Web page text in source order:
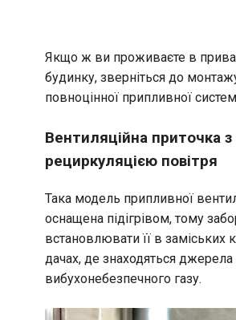
Якщо ж ви проживаєте в
будинку, зверніться до
повноцінної припливної
Вентиляційна приточка з
рециркуляцією повітря
Така модель припливної
оснащена підігрівом, тому
встановлювати її в заміських
дачах, де знаходяться джерела
вибухонебезпечного газу.